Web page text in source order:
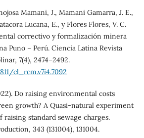
Mamani, J., Mamani Gamarra, J. E.,
Lucana, E., y Flores Flores, V. C.
correctivo y formalización minera
Puno – Perú. Ciencia Latina Revista
7(4), 2474–2492.
cl_rcm.v7i4.7092
Do raising environmental costs
growth? A Quasi-natural experiment
raising standard sewage charges.
343 (131004), 131004.